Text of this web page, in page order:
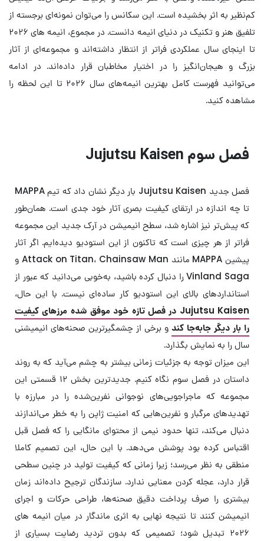
کم‌نظیر به اثر بخشیده است. این سکانس را می‌توان نمونه‌ای برجسته از
تلفیق هنر و تکنیک در دنیای انیمه دانست. در مجموع، انیمه های ۲۰۲۶
تا اینجای سال عملکردی فراتر از انتظار داشته‌اند و مجموعه‌ای از آثار
بزرگ و هیجان‌انگیز را در اختیار مخاطبان قرار داده‌اند. در ادامه
می‌توانید فهرست کامل بهترین انیمه‌های سال ۲۰۲۶ تا این لحظه را
مشاهده کنید.
فصل سوم Jujutsu Kaisen
فصل جدید Jujutsu Kaisen بار دیگر نشان داد که تیم MAPPA
تا چه اندازه در ارتقای کیفیت بصری آثار خود جدی است. همان‌طور
که پیش‌تر نیز اشاره شد، سطح انیمیشن در آرک جدید این مجموعه
فراتر از هر چیزی است که تاکنون از این استودیو دیده‌ایم. اگر آثار
پیشین MAPPA مانند Attack on Titan، Chainsaw Man و
Vinland Saga را دنبال کرده باشید، به‌خوبی می‌دانید که عبور از
استانداردهای بالای این استودیو کار ساده‌ای نیست. با این حال،
Jujutsu Kaisen در فصل تازه خود موفق شده مرزهای کیفیت
را بار دیگر جابه‌جا کند و برخی از چشمگیرترین صحنه‌های انیمیشنی
سال را به نمایش بگذارد.
این میزان توجه به جزئیات زمانی بیشتر به چشم می‌آید که به روند
داستان در فصل سوم نگاه کنیم. جدیدترین بخش ۱۲ قسمتی این
مجموعه که ماجراجویی‌های نوجوانی نفرین‌شده را در مبارزه با
تهدیدهای مرگبار و نفرین‌هایی که امنیت ژاپن را به خطر می‌اندازند
دنبال می‌کند، تنها حدود نیمی از محتوای مانگایی را که فصل قبل
اقتباس کرده بود پوشش می‌دهد. با این حال، این تصمیم کاملا
منطقی به نظر می‌رسد؛ زیرا زمانی که کیفیت تولید در چنین سطحی
قرار دارد، عجله کردن معنایی ندارد. سازندگان ترجیح داده‌اند زمان
بیشتری را صرف پرداخت دقیق صحنه‌ها، طراحی حرکات و اجرای
انیمیشن کنند تا نتیجه نهایی به اثری ماندگار در میان انیمه های
۲۰۲۶ تبدیل شود؛ تصمیمی که بدون تردید رضایت بسیاری از